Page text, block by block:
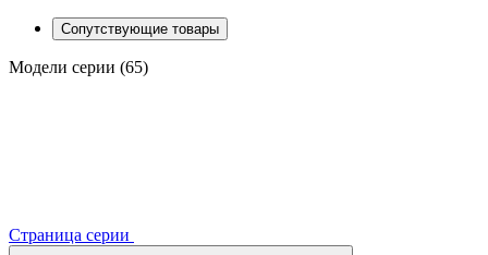
Сопутствующие товары
Модели серии (65)
Страница серии